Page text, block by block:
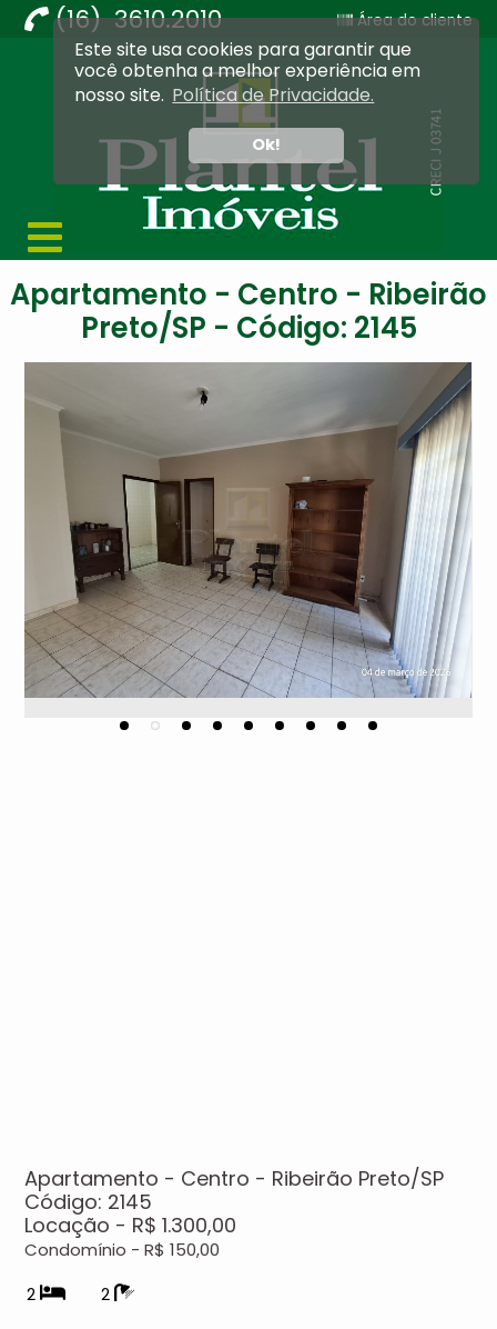
Este site usa cookies para garantir que
você obtenha a melhor experiência em
nosso site. Política de Privacidade.
Ok!
(16) 3610.2010 Área do cliente
Imobiliária Ribeirão Preto - Plantel Imóveis
Apartamento - Centro - Ribeirão
Preto/SP - Código: 2145
Apartamento - Centro - Ribeirão Preto/SP
Código: 2145
Locação - R$ 1.300,00
Condomínio - R$ 150,00
2
2